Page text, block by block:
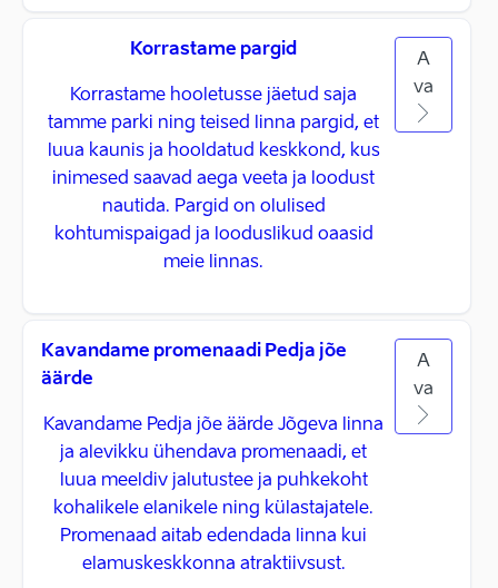
Korrastame pargid
Korrastame hooletusse jäetud saja
tamme parki ning teised linna pargid, et
luua kaunis ja hooldatud keskkond, kus
inimesed saavad aega veeta ja loodust
nautida. Pargid on olulised
kohtumispaigad ja looduslikud oaasid
meie linnas.
A
va
Kavandame promenaadi Pedja jõe
äärde
Kavandame Pedja jõe äärde Jõgeva linna
ja alevikku ühendava promenaadi, et
luua meeldiv jalutustee ja puhkekoht
kohalikele elanikele ning külastajatele.
Promenaad aitab edendada linna kui
elamuskeskkonna atraktiivsust.
A
va